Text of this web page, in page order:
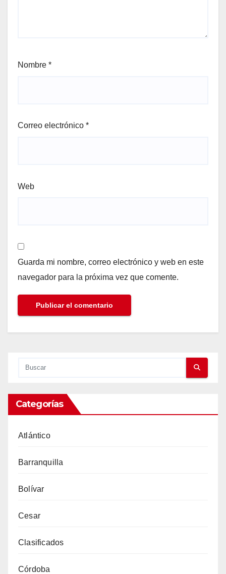
Nombre *
Correo electrónico *
Web
Guarda mi nombre, correo electrónico y web en este
navegador para la próxima vez que comente.
Categorías
Atlántico
Barranquilla
Bolívar
Cesar
Clasificados
Córdoba